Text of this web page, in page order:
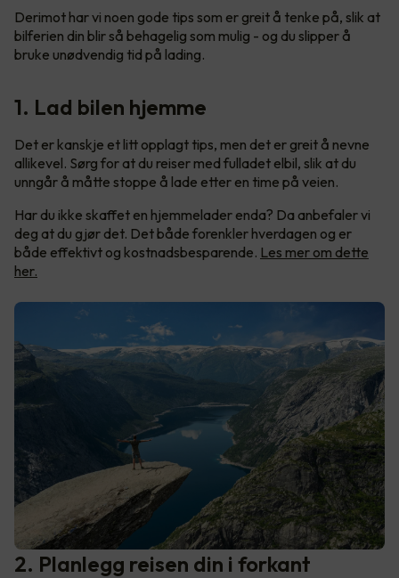
Derimot har vi noen gode tips som er greit å tenke på, slik at
bilferien din blir så behagelig som mulig - og du slipper å
bruke unødvendig tid på lading.
1. Lad bilen hjemme
Det er kanskje et litt opplagt tips, men det er greit å nevne
allikevel. Sørg for at du reiser med fulladet elbil, slik at du
unngår å måtte stoppe å lade etter en time på veien.
Har du ikke skaffet en hjemmelader enda? Da anbefaler vi
deg at du gjør det. Det både forenkler hverdagen og er
både effektivt og kostnadsbesparende. Les mer om dette
her.
2. Planlegg reisen din i forkant